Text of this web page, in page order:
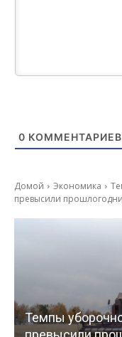
0 КОММЕНТАРИЕВ